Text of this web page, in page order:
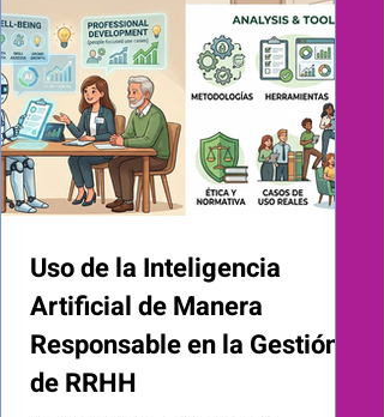
Uso de la Inteligencia
Artificial de Manera
Responsable en la Gestión
de RRHH